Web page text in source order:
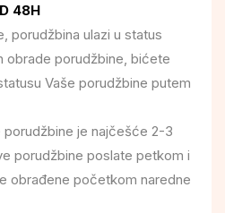
48H
porudžbina ulazi u status
obrade porudžbine, bićete
Vaše porudžbine putem
porudžbine je najčešće 2-3
porudžbine poslate petkom i
obrađene početkom naredne